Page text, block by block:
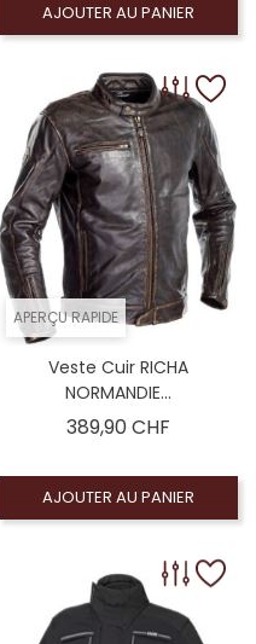
AJOUTER AU PANIER
APERÇU RAPIDE
Veste Cuir RICHA
NORMANDIE...
389,90 CHFPrix
AJOUTER AU PANIER